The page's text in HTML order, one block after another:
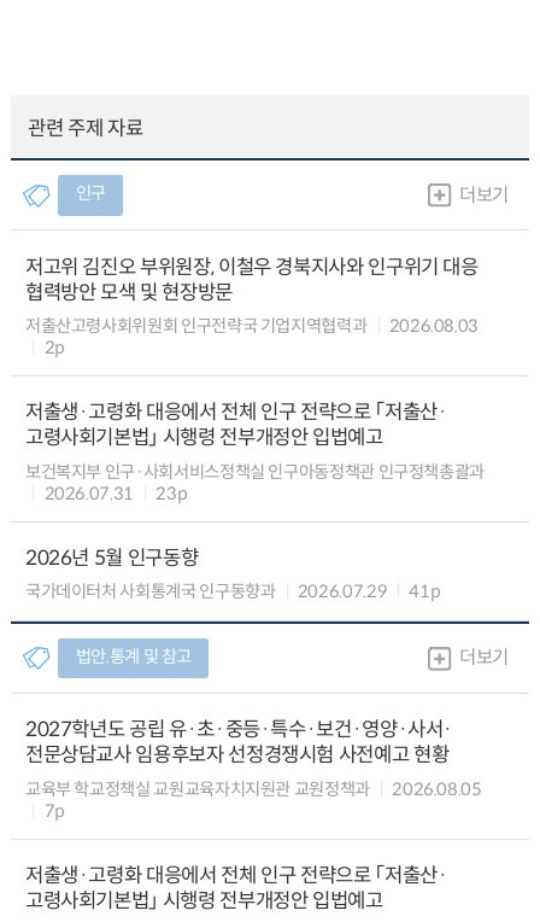
관련 주제 자료
인구 더보기
저고위 김진오 부위원장, 이철우 경북지사와 인구위기 대응
협력방안 모색 및 현장방문
저출산고령사회위원회 인구전략국 기업지역협력과
2026.08.03
2p
저출생·고령화 대응에서 전체 인구 전략으로 「저출산·
고령사회기본법」 시행령 전부개정안 입법예고
보건복지부 인구·사회서비스정책실 인구아동정책관 인구정책총괄과
2026.07.31
23p
2026년 5월 인구동향
국가데이터처 사회통계국 인구동향과 2026.07.29 41p
법안.통계 및 참고 더보기
2027학년도 공립 유·초·중등·특수·보건·영양·사서·
전문상담교사 임용후보자 선정경쟁시험 사전예고 현황
교육부 학교정책실 교원교육자치지원관 교원정책과
2026.08.05
7p
저출생·고령화 대응에서 전체 인구 전략으로 「저출산·
고령사회기본법」 시행령 전부개정안 입법예고